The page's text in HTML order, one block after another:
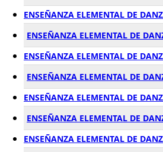
ENSEÑANZA ELEMENTAL DE
ENSEÑANZA ELEMENTAL DE
ENSEÑANZA ELEMENTAL DE
ENSEÑANZA ELEMENTAL DE
ENSEÑANZA ELEMENTAL DE
ENSEÑANZA ELEMENTAL DE
ENSEÑANZA ELEMENTAL DE